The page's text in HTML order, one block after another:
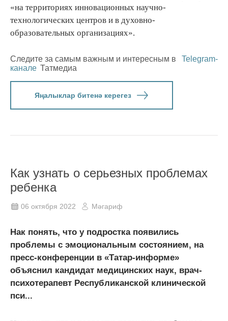
«на территориях инновационных научно-
технологических центров и в духовно-
образовательных организациях».
Следите за самым важным и интересным в
Telegram-
канале Татмедиа
Яңалыклар битенә керегез
Как узнать о серьезных проблемах
ребенка
06 октября 2022 Мәгариф
Нак понять, что у подростка появились
проблемы с эмоциональным состоянием, на
пресс-конференции в «Татар-информе»
объяснил кандидат медицинских наук, врач-
психотерапевт Республиканской клинической
пси...